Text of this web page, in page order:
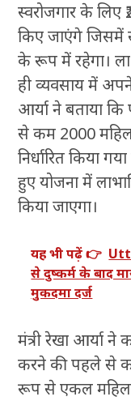
स्वरोजगार के लिए
किए जाएंगे जिसमें
के रूप में रहेगा।
ही व्यवसाय में अपने
आर्या ने बताया
से कम 2000
निर्धारित किया
हुए योजना में
किया जाएगा।
यह भी पढ़ें 👉
से दुष्कर्म के बाद
मुकदमा दर्ज
मंत्री रेखा आर्या
करने की पहले से
रूप से एकल